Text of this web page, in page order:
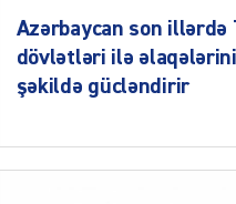
Azərbaycan son illərdə
dövlətləri ilə əlaqələrini
şəkildə gücləndirir